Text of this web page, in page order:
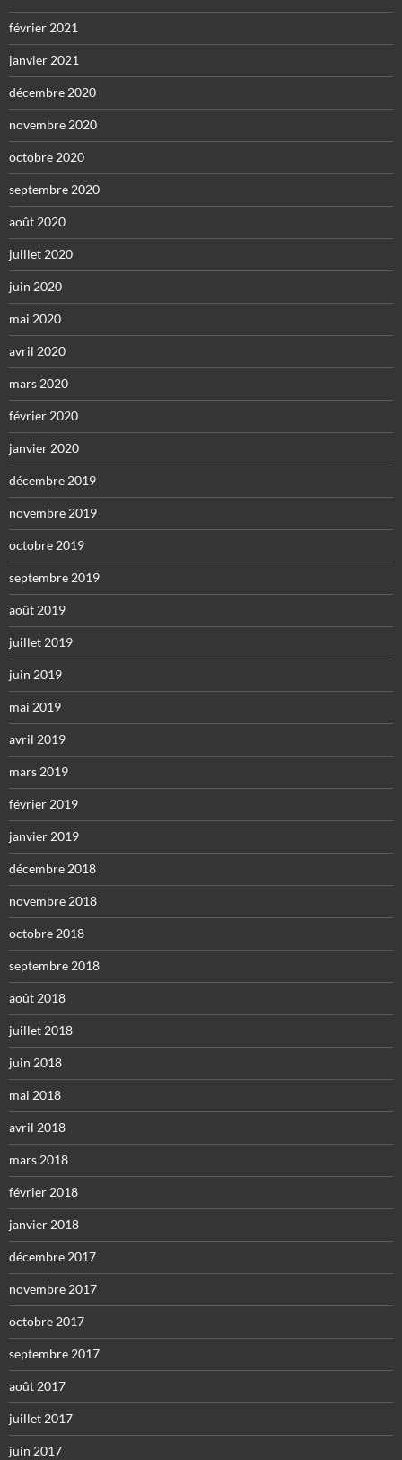
février 2021
janvier 2021
décembre 2020
novembre 2020
octobre 2020
septembre 2020
août 2020
juillet 2020
juin 2020
mai 2020
avril 2020
mars 2020
février 2020
janvier 2020
décembre 2019
novembre 2019
octobre 2019
septembre 2019
août 2019
juillet 2019
juin 2019
mai 2019
avril 2019
mars 2019
février 2019
janvier 2019
décembre 2018
novembre 2018
octobre 2018
septembre 2018
août 2018
juillet 2018
juin 2018
mai 2018
avril 2018
mars 2018
février 2018
janvier 2018
décembre 2017
novembre 2017
octobre 2017
septembre 2017
août 2017
juillet 2017
juin 2017